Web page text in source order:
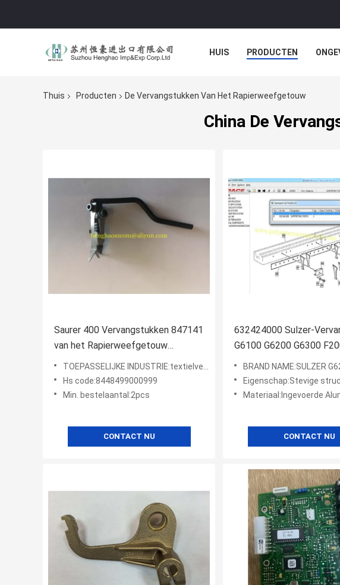
HUIS PRODUCTEN
Thuis Producten De Vervangstukken Van Het Rapierweefgetouw
China De
Saurer 400 Vervangstukken 847141
van het Rapierweefgetouw
Volledige Verdeler
TOEPASSELIJKE INDUSTRIE:textielvervangstukken
Hs code:8448499000999
Min. bestelaantal:2pcs
CONTACT NU
632424000 Sulzer-
G6100 G6200 G6300
Rapier Textielmachines
BRAND NAME:SULZER
Eigenschap:Stevige structuur; Precisie-
Materiaal:Ingevoerde
CONTACT NU